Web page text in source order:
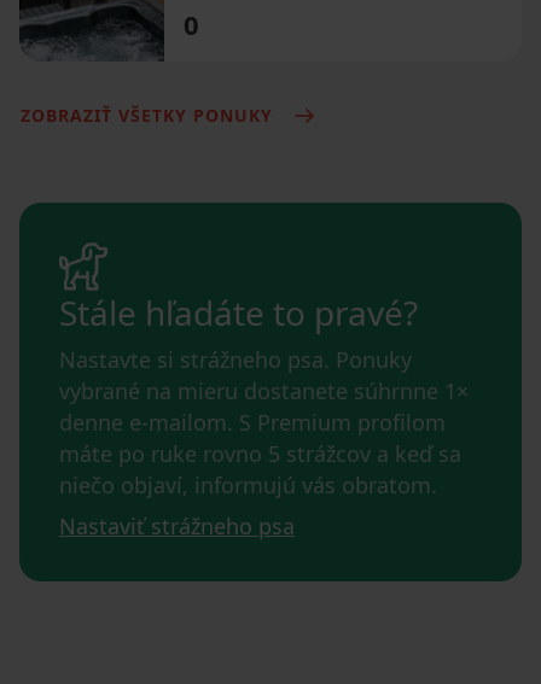
0
ZOBRAZIŤ VŠETKY PONUKY
Stále hľadáte to pravé?
Nastavte si strážneho psa. Ponuky
vybrané na mieru dostanete súhrnne 1×
denne e-mailom. S Premium profilom
máte po ruke rovno 5 strážcov a keď sa
niečo objaví, informujú vás obratom.
Nastaviť strážneho psa